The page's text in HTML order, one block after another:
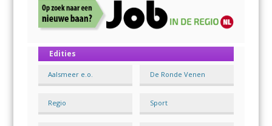
Edities
Aalsmeer e.o. De Ronde Venen
Regio Sport